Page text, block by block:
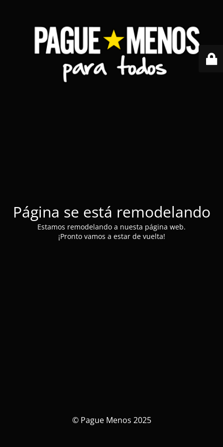
Página se está remodelando
Estamos remodelando a nuesta página web.
¡Pronto vamos a estar de vuelta!
© Pague Menos 2025